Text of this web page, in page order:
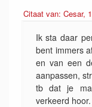
Citaat van: Cesar,
Ik sta daar
bent immers
en van een
aanpassen,
tb dat je
verkeerd hoor.